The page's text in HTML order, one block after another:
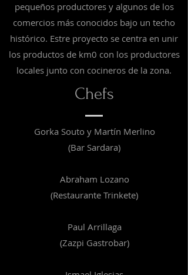
pequeños productores y algunos de los
comercios más conocidos bajo un techo
histórico. Estre proyecto se centra en unir
los productos de km0 con los productores
locales junto con cocineros de la zona.
Chefs
Gorka Souto y Martín Merlino
(Bar Sardara)
Abraham Lozano
(Restaurante Trinkete)
Paul Arrillaga
(Zazpi Gastrobar)